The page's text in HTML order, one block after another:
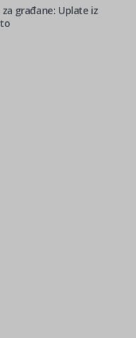
za građane: Uplate iz